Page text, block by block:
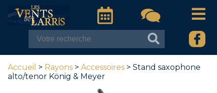
Accueil > Rayons > Accessoires > Stand saxophone
alto/tenor König & Meyer